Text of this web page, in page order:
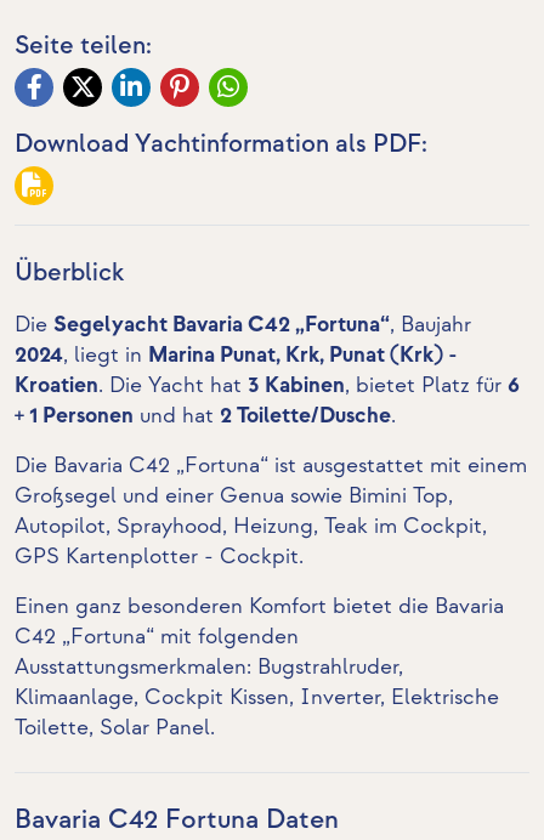
Seite teilen:
Download Yachtinformation als PDF:
Überblick
Die Segelyacht Bavaria C42 „Fortuna“, Baujahr
2024, liegt in Marina Punat, Krk, Punat (Krk) -
Kroatien. Die Yacht hat 3 Kabinen, bietet Platz für 6
+ 1 Personen und hat 2 Toilette/Dusche.
Die Bavaria C42 „Fortuna“ ist ausgestattet mit einem
Großsegel und einer Genua sowie Bimini Top,
Autopilot, Sprayhood, Heizung, Teak im Cockpit,
GPS Kartenplotter - Cockpit.
Einen ganz besonderen Komfort bietet die Bavaria
C42 „Fortuna“ mit folgenden
Ausstattungsmerkmalen: Bugstrahlruder,
Klimaanlage, Cockpit Kissen, Inverter, Elektrische
Toilette, Solar Panel.
Bavaria C42 Fortuna Daten